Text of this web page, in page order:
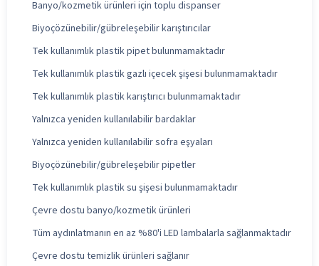
Banyo/kozmetik ürünleri için toplu dispanser
Biyoçözünebilir/gübreleşebilir karıştırıcılar
Tek kullanımlık plastik pipet bulunmamaktadır
Tek kullanımlık plastik gazlı içecek şişesi bulunmamaktadır
Tek kullanımlık plastik karıştırıcı bulunmamaktadır
Yalnızca yeniden kullanılabilir bardaklar
Yalnızca yeniden kullanılabilir sofra eşyaları
Biyoçözünebilir/gübreleşebilir pipetler
Tek kullanımlık plastik su şişesi bulunmamaktadır
Çevre dostu banyo/kozmetik ürünleri
Tüm aydınlatmanın en az %80'i LED lambalarla sağlanmaktadır
Çevre dostu temizlik ürünleri sağlanır